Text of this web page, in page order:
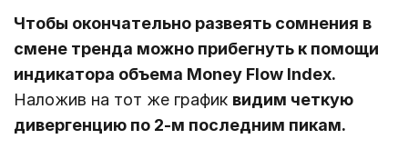
Чтобы окончательно развеять сомнения в
смене тренда можно прибегнуть к помощи
индикатора объема Money Flow Index.
Наложив на тот же график видим четкую
дивергенцию по 2-м последним пикам.